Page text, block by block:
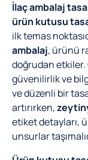
İlaç ambalaj
ürün kutusu
ilk temas
ambalaj, ürünü
doğrudan etkiler.
güvenilirlik ve
ve düzenli bir
artırırken,
etiket detayları,
unsurlar